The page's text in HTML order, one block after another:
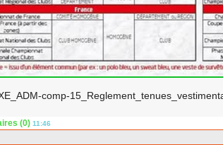
comp-
(0) 11:46